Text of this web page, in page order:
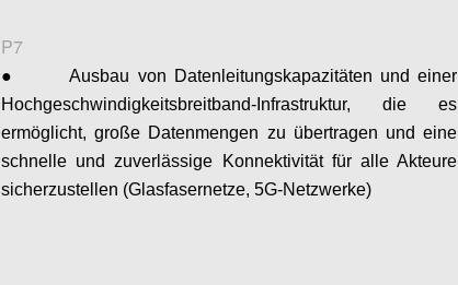
P7
●
Ausbau von Datenleitungskapazitäten und einer
Hochgeschwindigkeitsbreitband-Infrastruktur, die es
ermöglicht, große Datenmengen zu übertragen und eine
schnelle und zuverlässige Konnektivität für alle Akteure
sicherzustellen (Glasfasernetze, 5G-Netzwerke)